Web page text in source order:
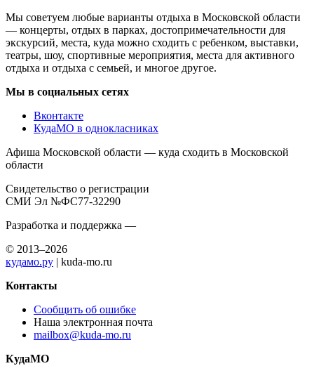
Мы советуем любые варианты отдыха в Московской области
— концерты, отдых в парках, достопримечательности для
экскурсий, места, куда можно сходить с ребенком, выставки,
театры, шоу, спортивные мероприятия, места для активного
отдыха и отдыха с семьей, и многое другое.
Мы в социальных сетях
Вконтакте
КудаМО в однокласниках
Афиша Московской области — куда сходить в Московской
области
Свидетельство о регистрации
СМИ Эл №ФС77-32290
Разработка и поддержка —
© 2013–2026
кудамо.ру | kuda-mo.ru
Контакты
Сообщить об ошибке
Наша электронная почта
mailbox@kuda-mo.ru
КудаМО